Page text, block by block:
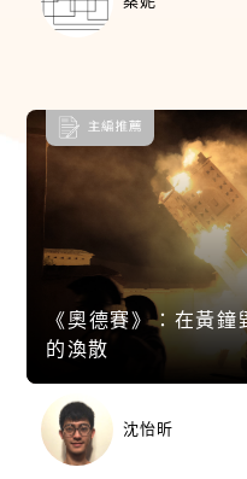
《奧德賽》：在黃
的渙散
沈怡昕